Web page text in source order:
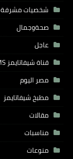
شخصيات مشرفة
صحةوجمال
عاجل
قناة شيفاتايمز TV / SHEFATAIMS
مصر اليوم
مطبخ شيفاتايمز
مقالات
مناسبات
منوعات